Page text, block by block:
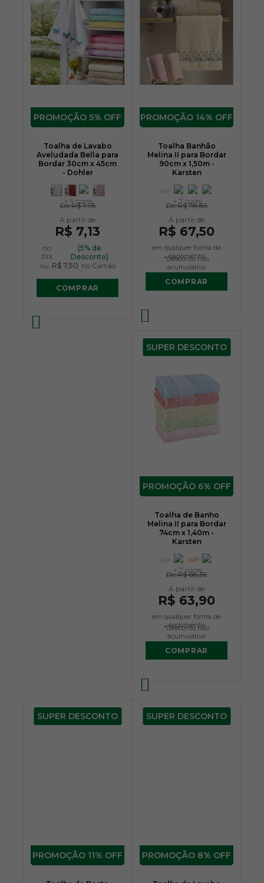
5% OFF
Toalha de Lavabo
Aveludada Bella para
Bordar 30cm x 45cm
- Dohler
+ 9 cores
DeR$ 7,95
R$ 7,13
no
PIX
(5% de
Desconto)
ou R$ 7,50 no Cartão
COMPRAR
14% OFF
Toalha Banhão
Melina II para Bordar
90cm x 1,50m -
Karsten
+ 7 cores
DeR$ 78,85
R$ 67,50
em qualquer forma de
pagamento
*Desconto não
acumulativo
COMPRAR
SUPER DESCONTO
6% OFF
Toalha de Banho
Melina II para Bordar
74cm x 1,40m -
Karsten
+ 7 cores
DeR$ 68,35
R$ 63,90
em qualquer forma de
pagamento
*Desconto não
acumulativo
COMPRAR
SUPER DESCONTO
11% OFF
SUPER DESCONTO
8% OFF